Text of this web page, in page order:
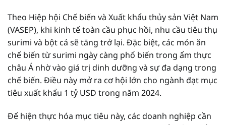
Theo Hiệp hội Chế biến và Xuất khẩu thủy sản Việt Nam
(VASEP), khi kinh tế toàn cầu phục hồi, nhu cầu tiêu thụ
surimi và bột cá sẽ tăng trở lại. Đặc biệt, các món ăn
chế biến từ surimi ngày càng phổ biến trong ẩm thực
châu Á nhờ vào giá trị dinh dưỡng và sự đa dạng trong
chế biến. Điều này mở ra cơ hội lớn cho ngành đạt mục
tiêu xuất khẩu 1 tỷ USD trong năm 2024.
Để hiện thực hóa mục tiêu này, các doanh nghiệp cần